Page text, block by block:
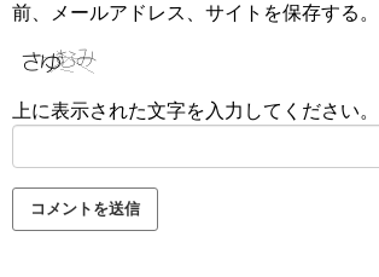
前、メールアドレス、サイトを保存する。
上に表示された文字を入力してください。